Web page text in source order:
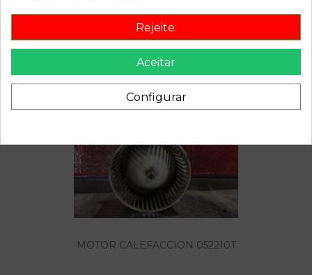
Também poderá gostar
MOTOR CALEFACCION 052210T
Rejeite.
Aceitar
Configurar